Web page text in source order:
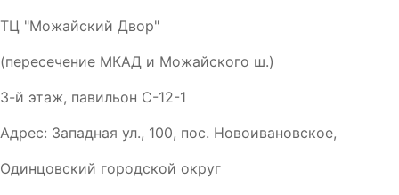
ТЦ "Можайский Двор"
(пересечение МКАД и Можайского ш.)
3-й этаж, павильон С-12-1
Адрес: Западная ул., 100, пос. Новоивановское,
Одинцовский городской округ